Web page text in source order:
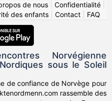
de nous Confidentialité
des enfants| Contact| FAQ
Norvégienne
sous le Soleil
de confiance de Norvège pour
rassemble des